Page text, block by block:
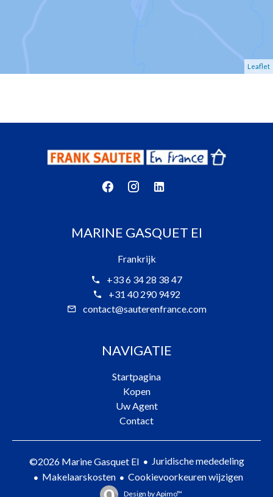
Leaflet
MARINE GASQUET EI
Frankrijk
+33 6 34 28 38 47
+31 40 290 9492
contact@sauterenfrance.com
NAVIGATIE
Startpagina
Kopen
Uw Agent
Contact
©2026 Marine Gasquet EI
Juridische mededeling
Makelaarskosten
Cookievoorkeuren wijzigen
Design byApimo™